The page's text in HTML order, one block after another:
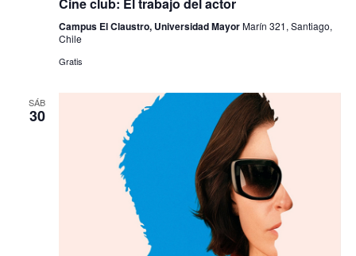
Campus El Claustro, Universidad MayorMarín 321, Santiago,
Chile
Gratis
SÁB
30